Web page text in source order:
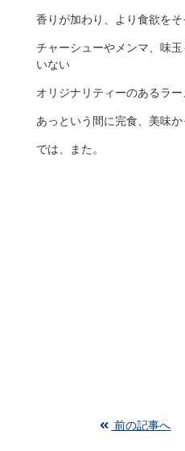
香りが加わり、より食欲をそ
チャーシューやメンマ、味
いない
オリジナリティーのあるラー
あっという間に完食、美味か
では、また。
前の記事へ